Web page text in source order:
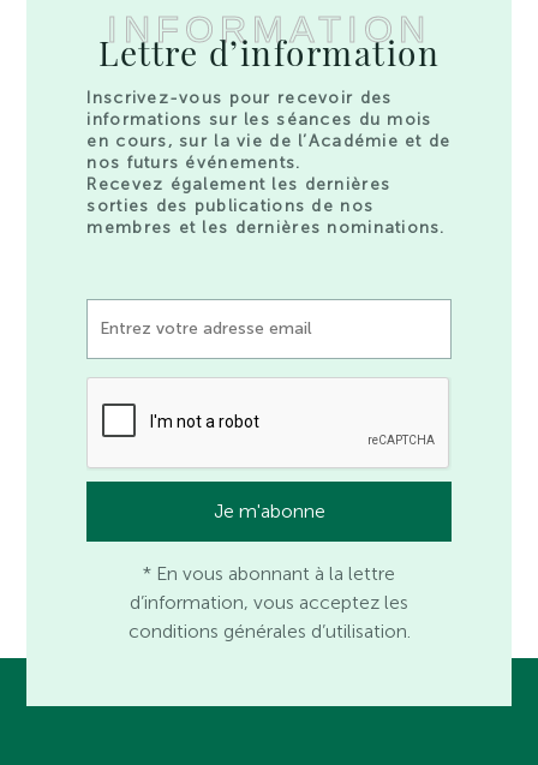
INFORMATION
Lettre d’information
Inscrivez-vous pour recevoir des
informations sur les séances du mois
en cours, sur la vie de l’Académie et de
nos futurs événements.
Recevez également les dernières
sorties des publications de nos
membres et les dernières nominations.
* En vous abonnant à la lettre
d’information, vous acceptez les
conditions générales d’utilisation.